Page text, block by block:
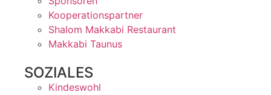
Kooperationspartner
Shalom Makkabi Restaurant
Makkabi Taunus
SOZIALES
Kindeswohl